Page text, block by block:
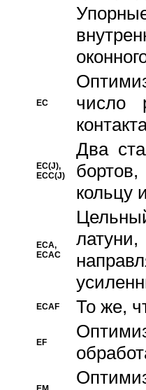
EC
число
EC(J),
ECC(J)
Два
кольцу
ECA,
ECAC
ECAF То же,
EF